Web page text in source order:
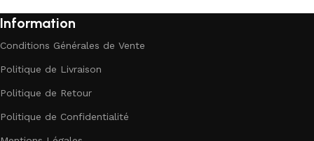
Information
Conditions Générales de Vente
Politique de Livraison
Politique de Retour
Politique de Confidentialité